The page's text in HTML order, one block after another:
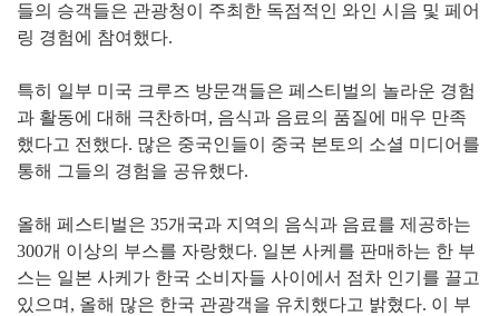
들의 승객들은 관광청이 주최한 독점적인 와인 시음 및 페어
링 경험에 참여했다.
특히 일부 미국 크루즈 방문객들은 페스티벌의 놀라운 경험
과 활동에 대해 극찬하며, 음식과 음료의 품질에 매우 만족
했다고 전했다. 많은 중국인들이 중국 본토의 소셜 미디어를
통해 그들의 경험을 공유했다.
올해 페스티벌은 35개국과 지역의 음식과 음료를 제공하는
300개 이상의 부스를 자랑했다. 일본 사케를 판매하는 한 부
스는 일본 사케가 한국 소비자들 사이에서 점차 인기를 끌고
있으며, 올해 많은 한국 관광객을 유치했다고 밝혔다. 이 부